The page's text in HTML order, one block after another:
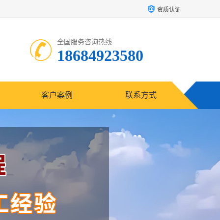
资质认证
全国服务咨询热线:
18684923580
客户案例 联系方式